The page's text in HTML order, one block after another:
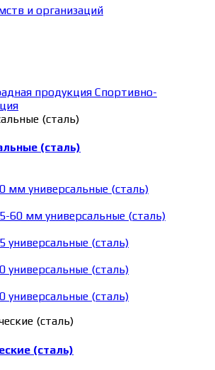
и организаций
Спортивно-
(сталь)
мм универсальные (сталь)
60 мм универсальные (сталь)
универсальные (сталь)
универсальные (сталь)
универсальные (сталь)
(сталь)